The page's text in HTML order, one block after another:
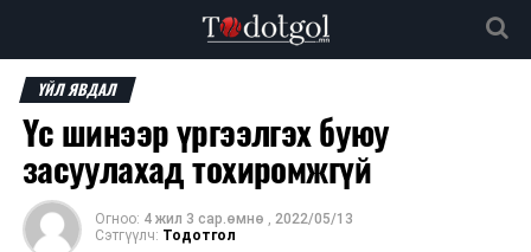
ҮЙЛ ЯВДАЛ
Үс шинээр үргээлгэх буюу
засуулахад тохиромжгүй
Огноо: 4 жил 3 сар.өмнө , 2022/05/13
Сэтгүүлч: Тодотгол